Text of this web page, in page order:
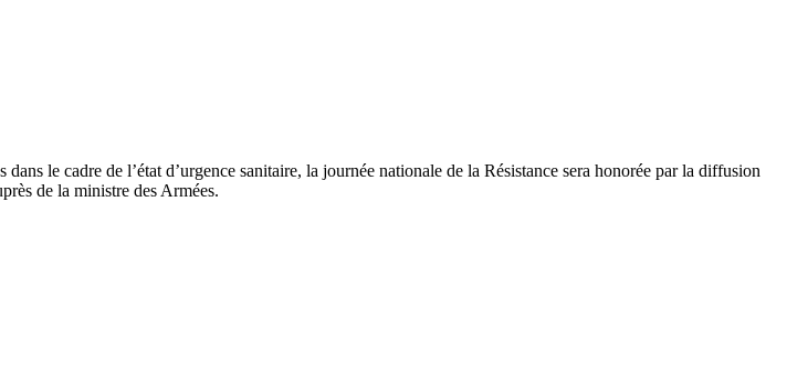
le cadre de l’état d’urgence sanitaire, la journée nationale de la Résistance sera honorée par la diffusion
de la ministre des Armées.